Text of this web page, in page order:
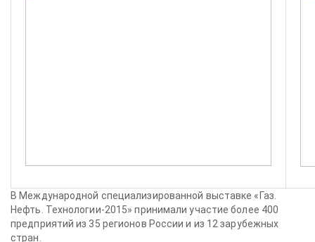
В Международной специализированной выставке «Газ.
Нефть. Технологии-2015» принимали участие более 400
предприятий из 35 регионов России и из 12 зарубежных
стран.